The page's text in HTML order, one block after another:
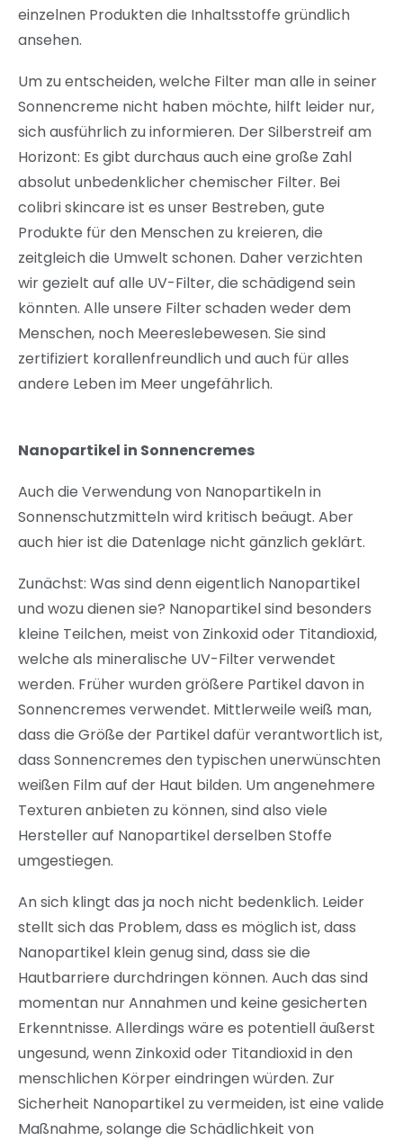
einzelnen Produkten die Inhaltsstoffe gründlich
ansehen.
Um zu entscheiden, welche Filter man alle in seiner
Sonnencreme nicht haben möchte, hilft leider nur,
sich ausführlich zu informieren. Der Silberstreif am
Horizont: Es gibt durchaus auch eine große Zahl
absolut unbedenklicher chemischer Filter. Bei
colibri skincare ist es unser Bestreben, gute
Produkte für den Menschen zu kreieren, die
zeitgleich die Umwelt schonen. Daher verzichten
wir gezielt auf alle UV-Filter, die schädigend sein
könnten. Alle unsere Filter schaden weder dem
Menschen, noch Meereslebewesen. Sie sind
zertifiziert korallenfreundlich und auch für alles
andere Leben im Meer ungefährlich.
Nanopartikel in Sonnencremes
Auch die Verwendung von Nanopartikeln in
Sonnenschutzmitteln wird kritisch beäugt. Aber
auch hier ist die Datenlage nicht gänzlich geklärt.
Zunächst: Was sind denn eigentlich Nanopartikel
und wozu dienen sie? Nanopartikel sind besonders
kleine Teilchen, meist von Zinkoxid oder Titandioxid,
welche als mineralische UV-Filter verwendet
werden. Früher wurden größere Partikel davon in
Sonnencremes verwendet. Mittlerweile weiß man,
dass die Größe der Partikel dafür verantwortlich ist,
dass Sonnencremes den typischen unerwünschten
weißen Film auf der Haut bilden. Um angenehmere
Texturen anbieten zu können, sind also viele
Hersteller auf Nanopartikel derselben Stoffe
umgestiegen.
An sich klingt das ja noch nicht bedenklich. Leider
stellt sich das Problem, dass es möglich ist, dass
Nanopartikel klein genug sind, dass sie die
Hautbarriere durchdringen können. Auch das sind
momentan nur Annahmen und keine gesicherten
Erkenntnisse. Allerdings wäre es potentiell äußerst
ungesund, wenn Zinkoxid oder Titandioxid in den
menschlichen Körper eindringen würden. Zur
Sicherheit Nanopartikel zu vermeiden, ist eine valide
Maßnahme, solange die Schädlichkeit von